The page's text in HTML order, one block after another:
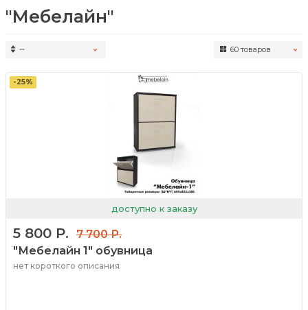
"Мебелайн"
-- 60 товаров
доступно к заказу
-25%
5 800 Р.
7 700 Р.
"Мебелайн 1" обувница
нет короткого описания